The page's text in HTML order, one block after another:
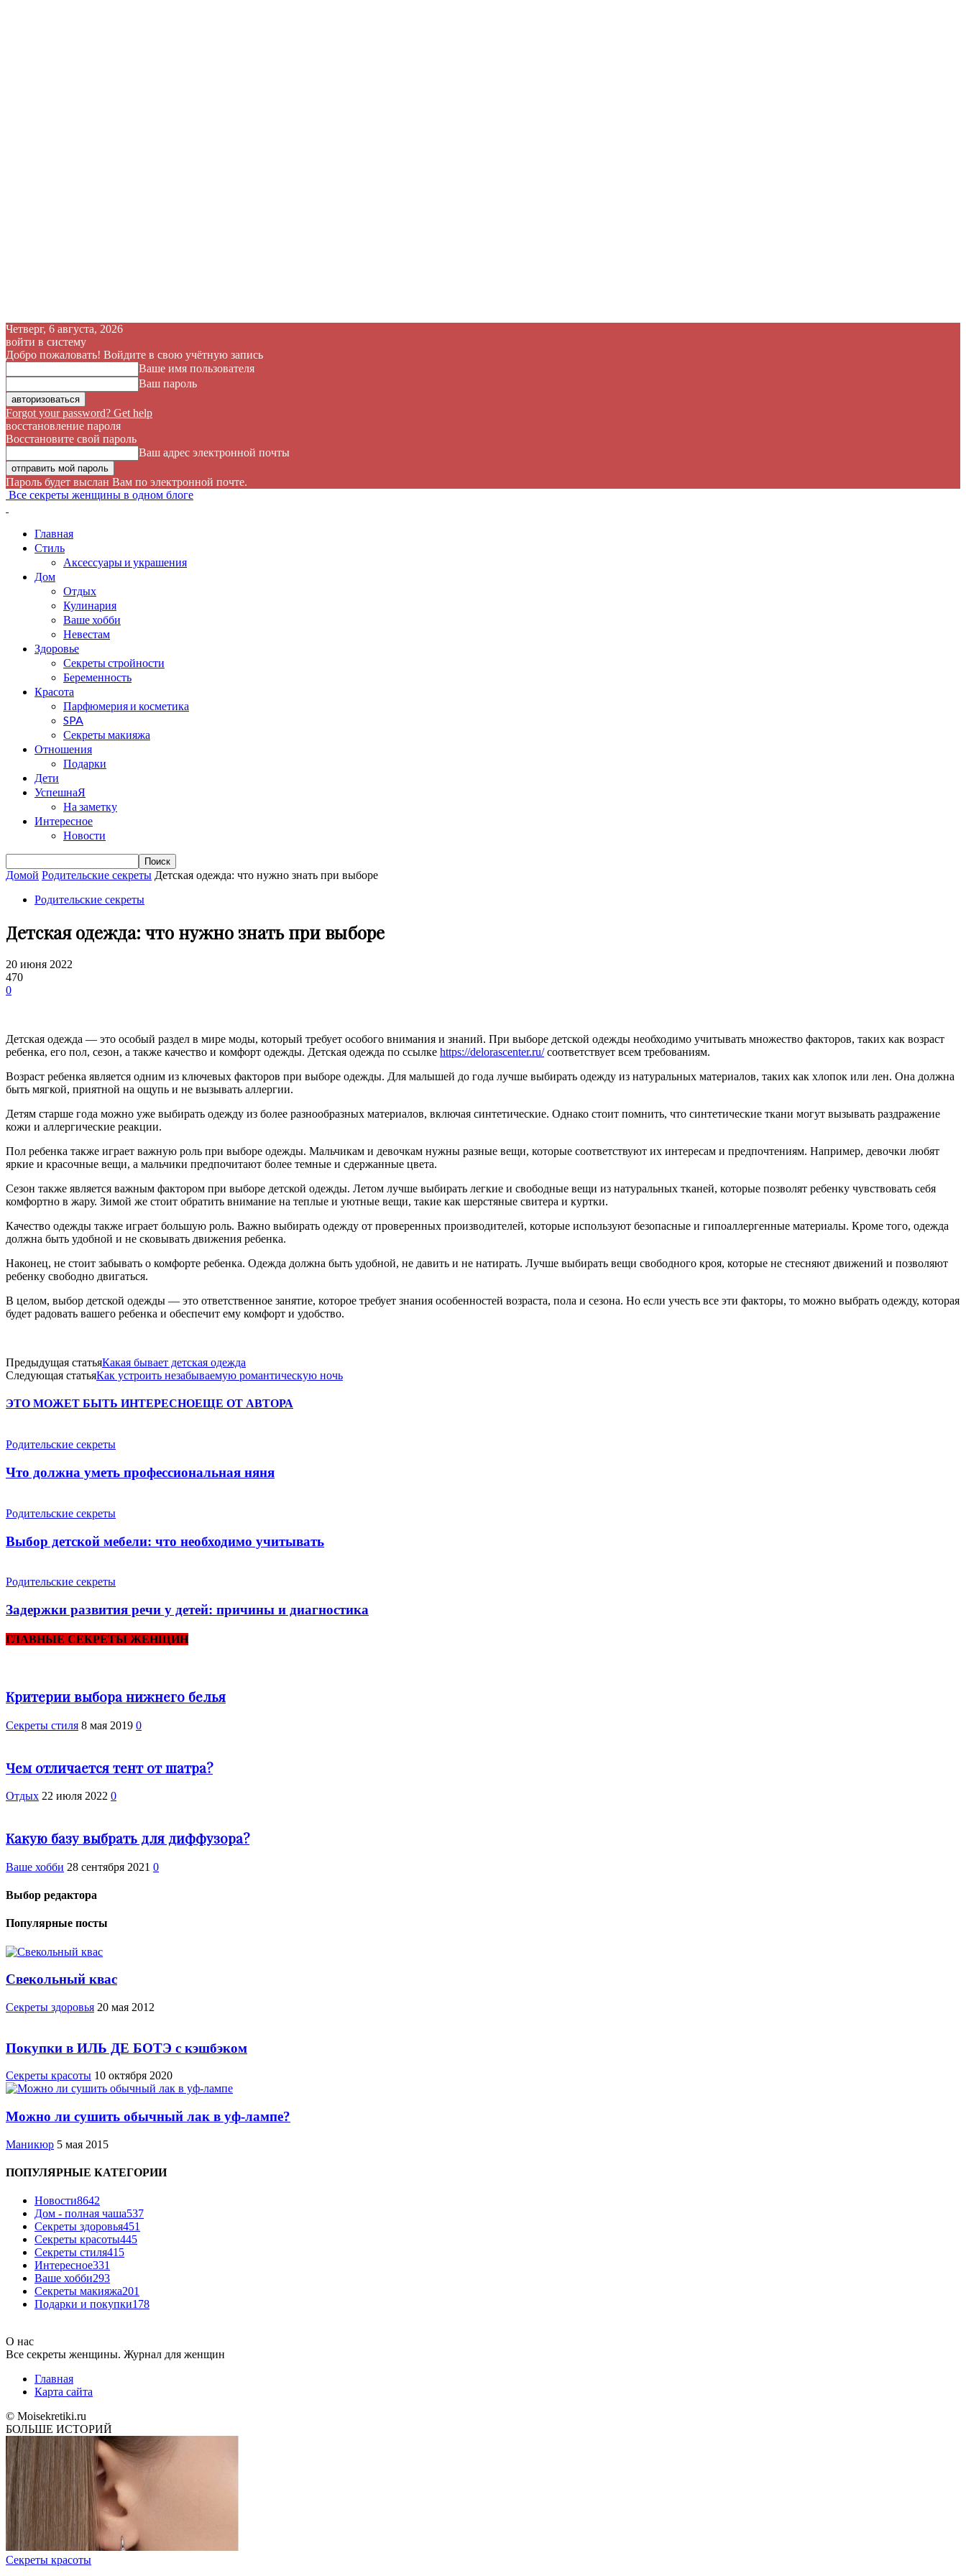
Четверг, 6 августа, 2026
войти в систему
Добро пожаловать! Войдите в свою учётную запись
Ваше имя пользователя
Ваш пароль
Forgot your password? Get help
восстановление пароля
Восстановите свой пароль
Ваш адрес электронной почты
Пароль будет выслан Вам по электронной почте.
Все секреты женщины в одном блоге
Главная
Стиль
Аксессуары и украшения
Дом
Отдых
Кулинария
Ваше хобби
Невестам
Здоровье
Секреты стройности
Беременность
Красота
Парфюмерия и косметика
SPA
Секреты макияжа
Отношения
Подарки
Дети
УспешнаЯ
На заметку
Интересное
Новости
Домой Родительские секреты Детская одежда: что нужно знать при выборе
Родительские секреты
Детская одежда: что нужно знать при выборе
20 июня 2022
470
0
Детская одежда — это особый раздел в мире моды, который требует особого внимания и знаний. При выборе детской одежды необходимо учитывать множество факторов, таких как возраст
ребенка, его пол, сезон, а также качество и комфорт одежды. Детская одежда по ссылке https://delorascenter.ru/соответствует всем требованиям.
Возраст ребенка является одним из ключевых факторов при выборе одежды. Для малышей до года лучше выбирать одежду из натуральных материалов, таких как хлопок или лен. Она должна
быть мягкой, приятной на ощупь и не вызывать аллергии.
Детям старше года можно уже выбирать одежду из более разнообразных материалов, включая синтетические. Однако стоит помнить, что синтетические ткани могут вызывать раздражение
кожи и аллергические реакции.
Пол ребенка также играет важную роль при выборе одежды. Мальчикам и девочкам нужны разные вещи, которые соответствуют их интересам и предпочтениям. Например, девочки любят
яркие и красочные вещи, а мальчики предпочитают более темные и сдержанные цвета.
Сезон также является важным фактором при выборе детской одежды. Летом лучше выбирать легкие и свободные вещи из натуральных тканей, которые позволят ребенку чувствовать себя
комфортно в жару. Зимой же стоит обратить внимание на теплые и уютные вещи, такие как шерстяные свитера и куртки.
Качество одежды также играет большую роль. Важно выбирать одежду от проверенных производителей, которые используют безопасные и гипоаллергенные материалы. Кроме того, одежда
должна быть удобной и не сковывать движения ребенка.
Наконец, не стоит забывать о комфорте ребенка. Одежда должна быть удобной, не давить и не натирать. Лучше выбирать вещи свободного кроя, которые не стесняют движений и позволяют
ребенку свободно двигаться.
В целом, выбор детской одежды — это ответственное занятие, которое требует знания особенностей возраста, пола и сезона. Но если учесть все эти факторы, то можно выбрать одежду, которая
будет радовать вашего ребенка и обеспечит ему комфорт и удобство.
Предыдущая статьяКакая бывает детская одежда
Следующая статьяКак устроить незабываемую романтическую ночь
ЭТО МОЖЕТ БЫТЬ ИНТЕРЕСНОЕЩЕ ОТ АВТОРА
Родительские секреты
Что должна уметь профессиональная няня
Родительские секреты
Выбор детской мебели: что необходимо учитывать
Родительские секреты
Задержки развития речи у детей: причины и диагностика
ГЛАВНЫЕ СЕКРЕТЫ ЖЕНЩИН
Критерии выбора нижнего белья
Секреты стиля 8 мая 2019 0
Чем отличается тент от шатра?
Отдых 22 июля 2022 0
Какую базу выбрать для диффузора?
Ваше хобби 28 сентября 2021 0
Выбор редактора
Популярные посты
Свекольный квас
Cекреты здоровья 20 мая 2012
Покупки в ИЛЬ ДЕ БОТЭ с кэшбэком
Секреты красоты 10 октября 2020
Можно ли сушить обычный лак в уф-лампе?
Маникюр 5 мая 2015
ПОПУЛЯРНЫЕ КАТЕГОРИИ
Новости8642
Дом - полная чаша537
Cекреты здоровья451
Секреты красоты445
Секреты стиля415
Интересное331
Ваше хобби293
Секреты макияжа201
Подарки и покупки178
О нас
Все секреты женщины. Журнал для женщин
Главная
Карта сайта
© Moisekretiki.ru
БОЛЬШЕ ИСТОРИЙ
Секреты красоты